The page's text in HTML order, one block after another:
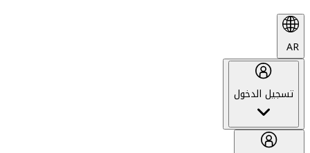
AR
تسجيل الدخول